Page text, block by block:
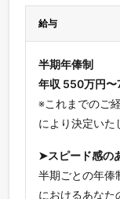
給与
半期年俸制
年収 550万円〜
※これまでのご
により決定いた
➤スピード感の
半期ごとの年俸
におけるあなた